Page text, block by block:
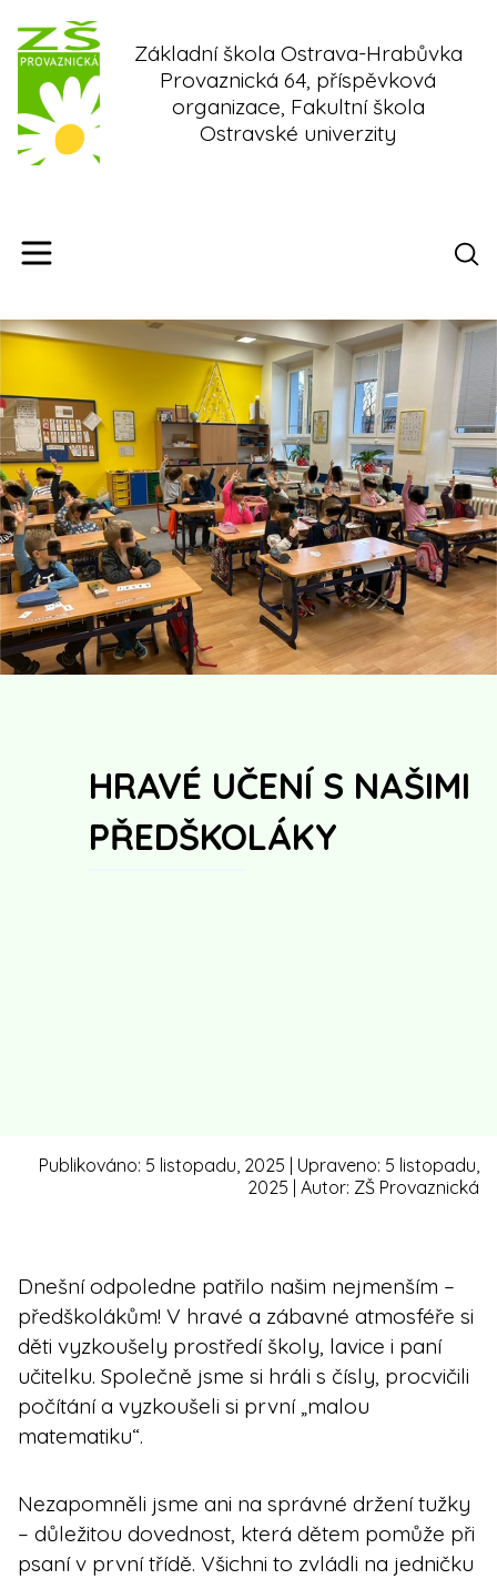
content
Základní škola Ostrava-Hrabůvka
Provaznická 64, příspěvková
organizace, Fakultní škola
Ostravské univerzity
HRAVÉ UČENÍ S NAŠIMI
PŘEDŠKOLÁKY
Publikováno: 5 listopadu, 2025 | Upraveno: 5 listopadu,
2025 | Autor: ZŠ Provaznická
Dnešní odpoledne patřilo našim nejmenším –
předškolákům! V hravé a zábavné atmosféře si
děti vyzkoušely prostředí školy, lavice i paní
učitelku. Společně jsme si hráli s čísly, procvičili
počítání a vyzkoušeli si první „malou
matematiku“.
Nezapomněli jsme ani na správné držení tužky
– důležitou dovednost, která dětem pomůže při
psaní v první třídě. Všichni to zvládli na jedničku